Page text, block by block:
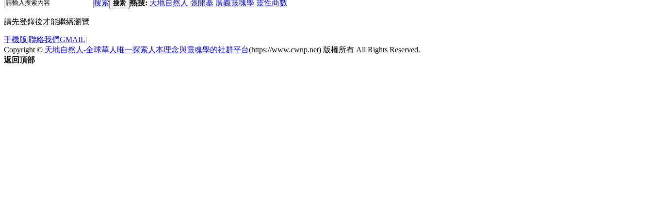
搜索 搜索 熱搜: 天地自然人 張開基 廣義靈魂學 靈性商數
請先登錄後才能繼續瀏覽
手機版|聯絡我們GMAIL|
Copyright © 天地自然人-全球華人唯一探索人本理念與靈魂學的社群平台(https://www.cwnp.net) 版權所有 All Rights Reserved.
返回頂部